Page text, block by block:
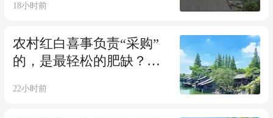
嘴就是体面
18小时前
农村红白喜事负责“采购”
的，是最轻松的肥缺？干
22小时前